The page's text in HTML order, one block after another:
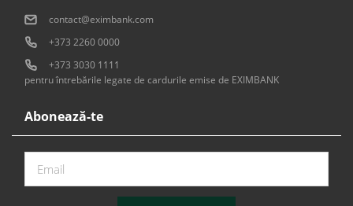
Abonează-te
contact@eximbank.com
+373 2260 0000
+373 3030 1111
pentru întrebările legate de cardurile emise de EXIMBANK